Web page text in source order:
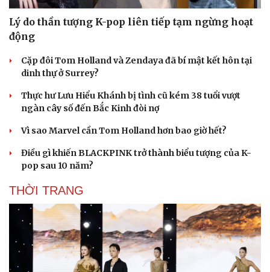
Du lịch
Tư vấn
check-in
Podcast
Cửa sổ tình yêu
Kể chuyện cho bé
Lý do thần tượng K-pop liên tiếp tạm ngừng hoạt
động
Cặp đôi Tom Holland và Zendaya đã bí mật kết hôn tại
dinh thự ở Surrey?
Thực hư Lưu Hiểu Khánh bị tình cũ kém 38 tuổi vượt
ngàn cây số đến Bắc Kinh đòi nợ
Vì sao Marvel cần Tom Holland hơn bao giờ hết?
Điều gì khiến BLACKPINK trở thành biểu tượng của K-
pop sau 10 năm?
THỜI TRANG